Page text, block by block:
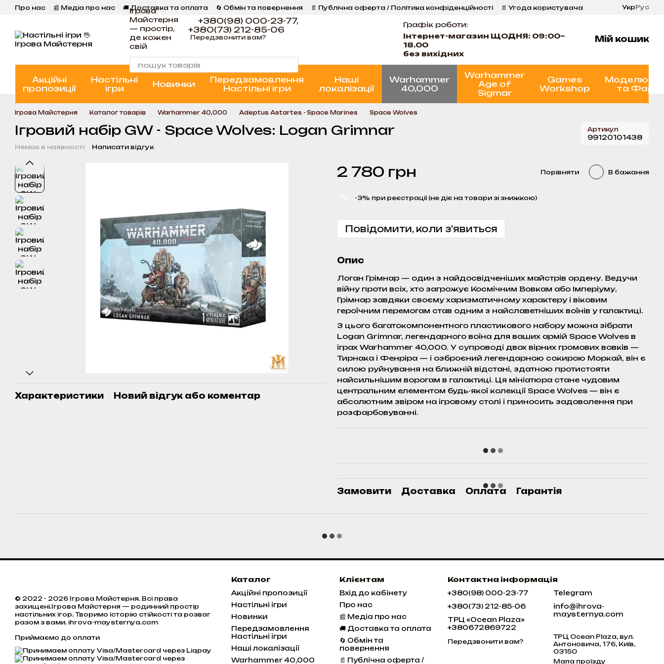
Перейти к основному контенту
Про нас 📰 Медіа про нас 🚚 Доставка та оплата 🔄 Обмін та повернення 📄 Публічна оферта / Політика конфіденційності
📄 Угода користувача
📞 Контакти Ігрова Майстерня Програма Лояльності
УкрРус
Ігрова
Майстерня
— простір,
де кожен
свій
+380(98) 000-23-77,
+380(73) 212-85-06
Передзвонити вам?
Графік роботи:
Інтернет-магазин ЩОДНЯ: 09:00–
18.00
без вихідних
Мій кошик
Акційні
пропозиції
Настільні
ігри
Новинки
Передзамовлення
Настільні ігри
Наші
локалізації
Warhammer
40,000
Warhammer
Age of
Sigmar
Games
Workshop
та
Ігрова Майстерня Каталог товарів Warhammer 40,000 Adeptus Astartes - Space Marines Space Wolves
Ігровий набір GW - Space Wolves: Logan Grimnar Артикул
99120101438
Немає в наявності Написати відгук
Характеристики Новий відгук або коментар
2 780 грн Порівняти В бажання
-3% при реєстрації (не діє на товари зі знижкою)
Повідомити, коли з'явиться
Опис
Логан Грімнар — один з найдосвідченіших майстрів ордену. Ведучи
війну проти всіх, хто загрожує Космічним Вовкам або Імперіуму,
Грімнар завдяки своєму харизматичному характеру і віковим
героїчним перемогам став одним з найславетніших воїнів у галактиці.
З цього багатокомпонентного пластикового набору можна зібрати
Logan Grimnar, легендарного воїна для ваших армій Space Wolves в
іграх Warhammer 40,000. У супроводі двох вірних громових вовків —
Тирнака і Фенріра — і озброєний легендарною сокирою Моркай, він є
силою руйнування на ближній відстані, здатною протистояти
найсильнішим ворогам в галактиці. Ця мініатюра стане чудовим
центральним елементом будь-якої колекції Space Wolves — він є
абсолютним звіром на ігровому столі і приносить задоволення при
розфарбовуванні.
Замовити Доставка Оплата Гарантія
© 2022 - 2026 Ігрова Майстерня. Всі права
захищені.Ігрова Майстерня — родинний простір
настільних ігор. Творимо історію стійкості та розваг
разом з вами. ihrova-maysternya.com
Приймаємо до оплати
Каталог
Акційні пропозиції
Настільні ігри
Новинки
Передзамовлення
Настільні ігри
Наші локалізації
Warhammer 40,000
Клієнтам
Вхід до кабінету
Про нас
📰 Медіа про нас
🚚 Доставка та оплата
🔄 Обмін та
повернення
📄 Публічна оферта /
Контактна інформація
+380(98) 000-23-77
+380(73) 212-85-06
ТРЦ «Ocean Plaza»
+380672869722
Передзвонити вам?
Telegram
info@ihrova-
maysternya.com
ТРЦ Ocean Plaza, вул.
Антоновича, 176, Київ,
03150
Мапа проїзду